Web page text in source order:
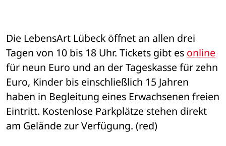
Die LebensArt Lübeck öffnet an allen drei
Tagen von 10 bis 18 Uhr. Tickets gibt es online
für neun Euro und an der Tageskasse für zehn
Euro, Kinder bis einschließlich 15 Jahren
haben in Begleitung eines Erwachsenen freien
Eintritt. Kostenlose Parkplätze stehen direkt
am Gelände zur Verfügung. (red)